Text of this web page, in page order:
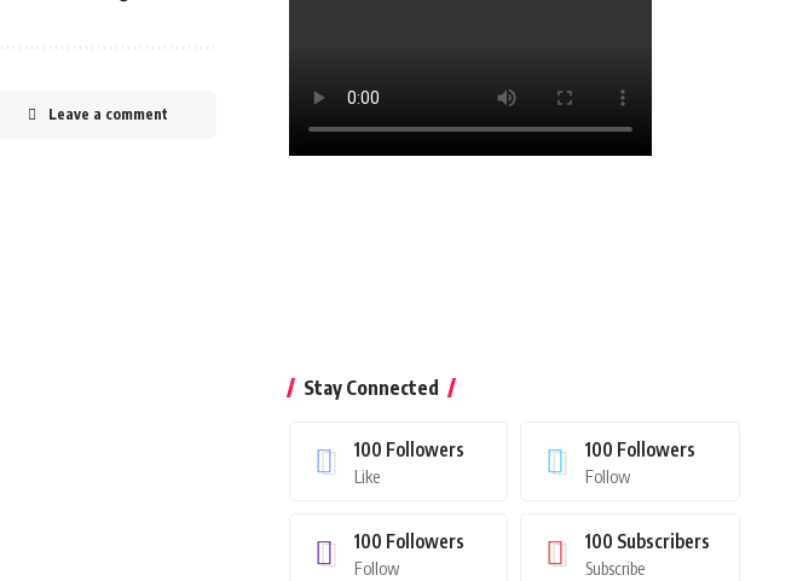
Leave a comment
Stay Connected
100 Followers
Like
100 Followers
Follow
100 Followers
Follow
100 Subscribers
Subscribe